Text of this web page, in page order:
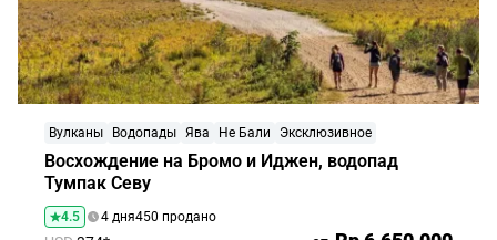
Восхождение на Бромо и Иджен, водопад
Тумпак Севу
Вулканы Водопады Ява Не Бали Эксклюзивное
4.5 4 дня450 продано